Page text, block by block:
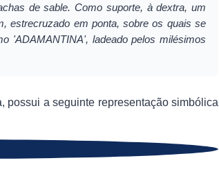
de sable. Como suporte, à dextra, um
estrecruzado em ponta, sobre os quais se
'ADAMANTINA', ladeado pelos milésimos
possui a seguinte representação simbólica